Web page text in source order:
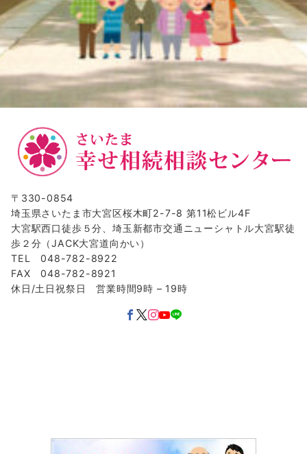
〒330-0854
埼玉県さいたま市大宮区桜木町2-7-8 第11松ビル4F
大宮駅西口徒歩５分、埼玉新都市交通ニューシャトル大宮駅徒
歩２分（JACK大宮道向かい）
TEL 048-782-8922
FAX 048-782-8921
休日/土日祝祭日 営業時間9時 – 19時